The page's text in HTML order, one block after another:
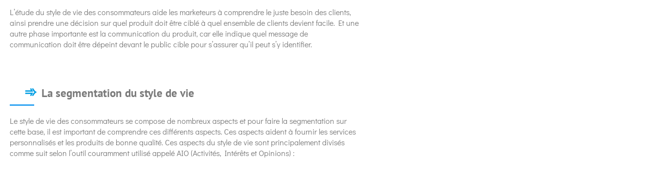
L’étude du style de vie des consommateurs aide les marketeurs à comprendre le juste besoin des clients,
ainsi prendre une décision sur quel produit doit être ciblé à quel ensemble de clients devient facile. Et une
autre phase importante est la communication du produit, car elle indique quel message de
communication doit être dépeint devant le public cible pour s’assurer qu’il peut s’y identifier.
La segmentation du style de vie
Le style de vie des consommateurs se compose de nombreux aspects et pour faire la segmentation sur
cette base, il est important de comprendre ces différents aspects. Ces aspects aident à fournir les services
personnalisés et les produits de bonne qualité. Ces aspects du style de vie sont principalement divisés
comme suit selon l’outil couramment utilisé appelé AIO (Activités, Intérêts et Opinions) :